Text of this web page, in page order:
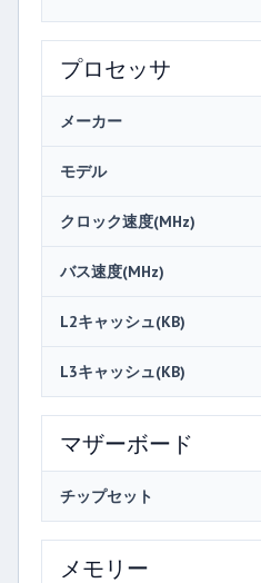
プロセッサ
メーカー
モデル
クロック速度(MHz)
バス速度(MHz)
L2キャッシュ(KB)
L3キャッシュ(KB)
マザーボード
チップセット
メモリー